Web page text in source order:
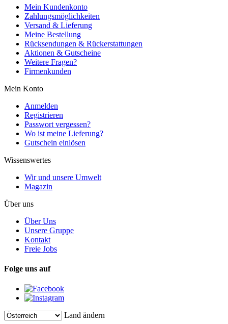
Mein Kundenkonto
Zahlungsmöglichkeiten
Versand & Lieferung
Meine Bestellung
Rücksendungen & Rückerstattungen
Aktionen & Gutscheine
Weitere Fragen?
Firmenkunden
Mein Konto
Anmelden
Registrieren
Passwort vergessen?
Wo ist meine Lieferung?
Gutschein einlösen
Wissenswertes
Wir und unsere Umwelt
Magazin
Über uns
Über Uns
Unsere Gruppe
Kontakt
Freie Jobs
Folge uns auf
Land ändern